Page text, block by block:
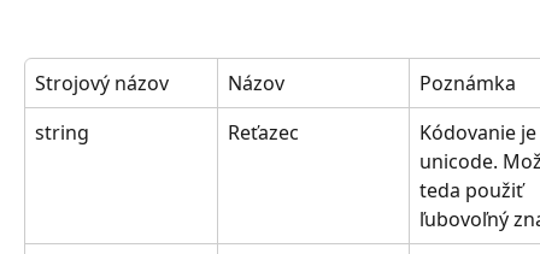
Strojový názov Názov
Poznámka
string
Reťazec
Kódovanie je
unicode.
teda použiť
ľubovoľný